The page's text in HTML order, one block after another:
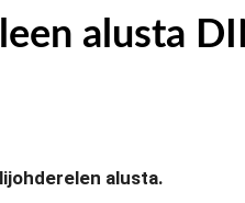
alusta
alusta.